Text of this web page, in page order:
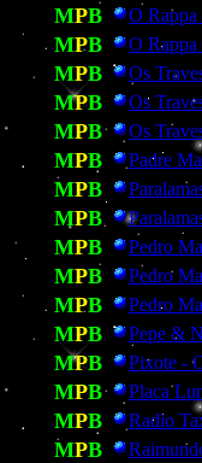
MPB O
MPB O Rappa
MPB Os
MPB Os
MPB Os
MPB Padre
MPB
MPB
MPB Pedro
MPB Pedro
MPB Pedro
MPB Pepe &
MPB Pixote -
MPB Placa
MPB Radio
MPB